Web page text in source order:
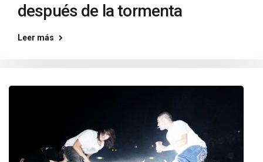
después de la tormenta
Leer más